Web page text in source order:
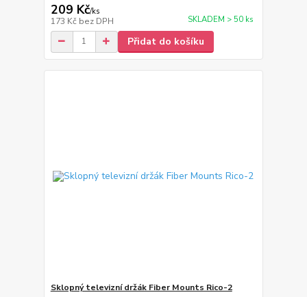
209 Kč/ks
173 Kč bez DPH SKLADEM > 50 ks
Přidat do košíku
Sklopný televizní držák Fiber Mounts Rico-2